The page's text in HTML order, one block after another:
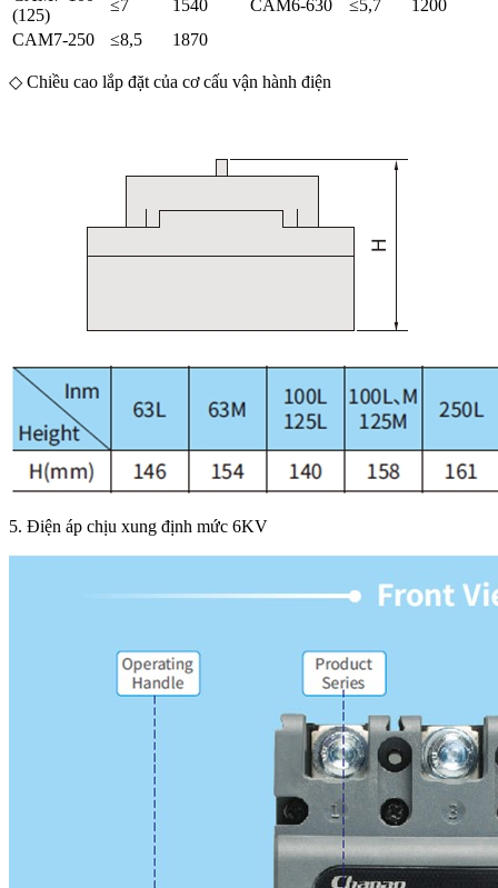
(125)
≤7 1540 CAM6-630 ≤5,7
1200
CAM7-250
≤8,5 1870
◇ Chiều cao lắp đặt của cơ cấu vận hành điện
5. Điện áp chịu xung định mức 6KV